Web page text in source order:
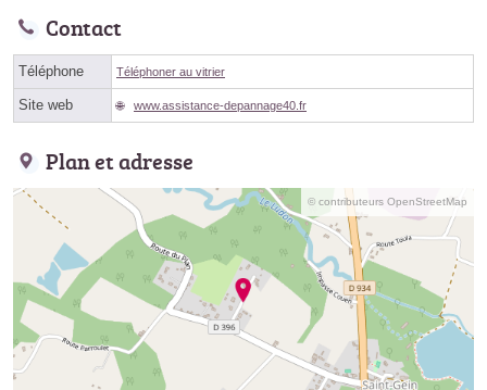
Contact
Téléphone Téléphoner au vitrier
Site web www.assistance-depannage40.fr
Plan et adresse
© contributeurs OpenStreetMap